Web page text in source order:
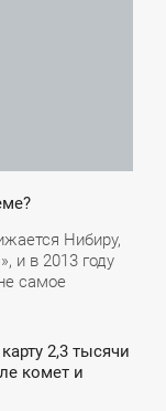
Нибиру,
и в 2013 году
самое
2,3 тысячи
комет и